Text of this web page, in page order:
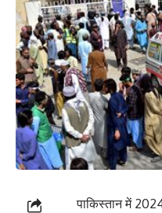
पाकिस्तान में